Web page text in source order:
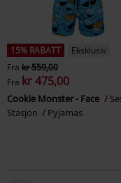
15% RABATT
Eksklusiv
Fra kr 559,00
Fra kr 475,00
Cookie Monster - Face
Stasjon
Pyjamas